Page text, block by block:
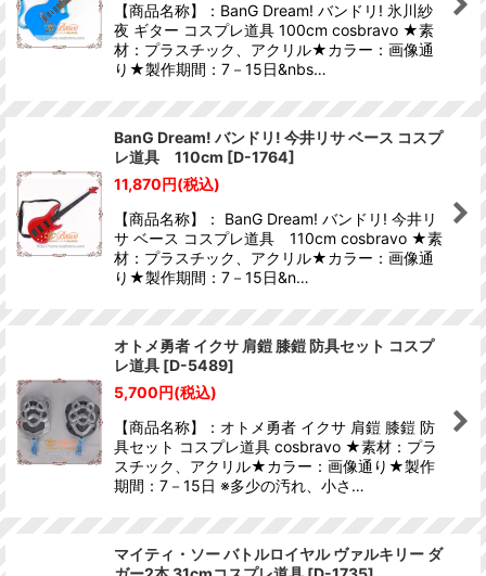
【商品名称】：BanG Dream! バンドリ! 氷川紗
夜 ギター コスプレ道具 100cm cosbravo ★素
材：プラスチック、アクリル★カラー：画像通
り★製作期間：7－15日&nbs…
BanG Dream! バンドリ! 今井リサ ベース コスプ
レ道具 110cm [D-1764]
11,870円(税込)
【商品名称】： BanG Dream! バンドリ! 今井リ
サ ベース コスプレ道具 110cm cosbravo ★素
材：プラスチック、アクリル★カラー：画像通
り★製作期間：7－15日&n…
オトメ勇者 イクサ 肩鎧 膝鎧 防具セット コスプ
レ道具 [D-5489]
5,700円(税込)
【商品名称】：オトメ勇者 イクサ 肩鎧 膝鎧 防
具セット コスプレ道具 cosbravo ★素材：プラ
スチック、アクリル★カラー：画像通り★製作
期間：7－15日 ※多少の汚れ、小さ…
マイティ・ソー バトルロイヤル ヴァルキリー ダ